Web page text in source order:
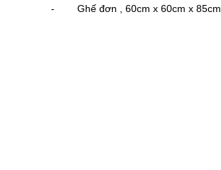
- Ghế đơn , 60cm x 60cm x 85cm